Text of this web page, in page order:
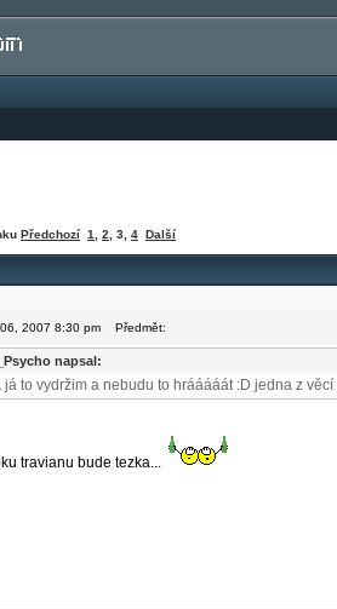
Předchozí 1 2 3 4 Další
2007 8:30 pm Předmět:
napsal:
já to vydržim a nebudu to hrááááát :D jedna z
travianu bude tezka...